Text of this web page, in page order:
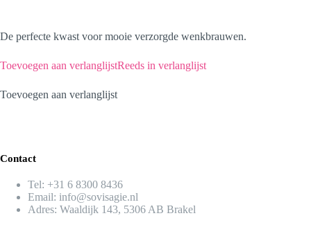
De perfecte kwast voor mooie verzorgde wenkbrauwen.
Toevoegen aan verlanglijstReeds in verlanglijst
Toevoegen aan verlanglijst
Contact
Tel: +31 6 8300 8436​
Email: info@sovisagie.nl
Adres: Waaldijk 143, 5306 AB Brakel